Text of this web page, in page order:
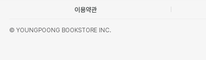
이용약관
© YOUNGPOONG BOOKSTORE INC.